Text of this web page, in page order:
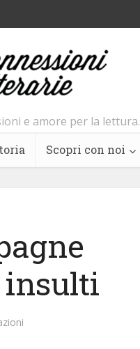
e amore per la lettura.
Scopri con noi
insulti